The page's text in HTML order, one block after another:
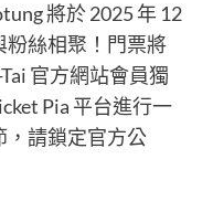
將於 2025 年 12
粉絲相聚！門票將
官方網站會員獨
Pia 平台進行一
，請鎖定官方公